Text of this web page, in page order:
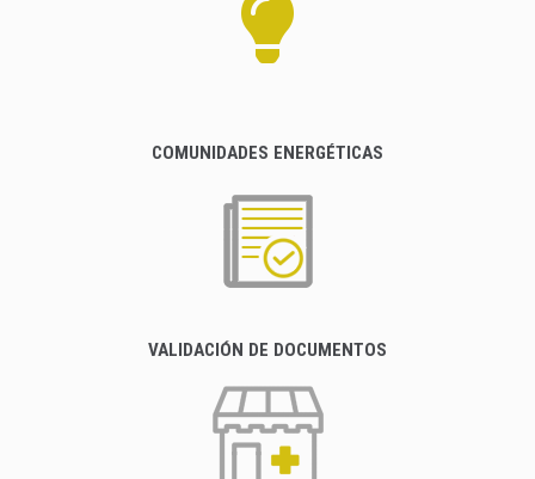
COMUNIDADES ENERGÉTICAS
VALIDACIÓN DE DOCUMENTOS